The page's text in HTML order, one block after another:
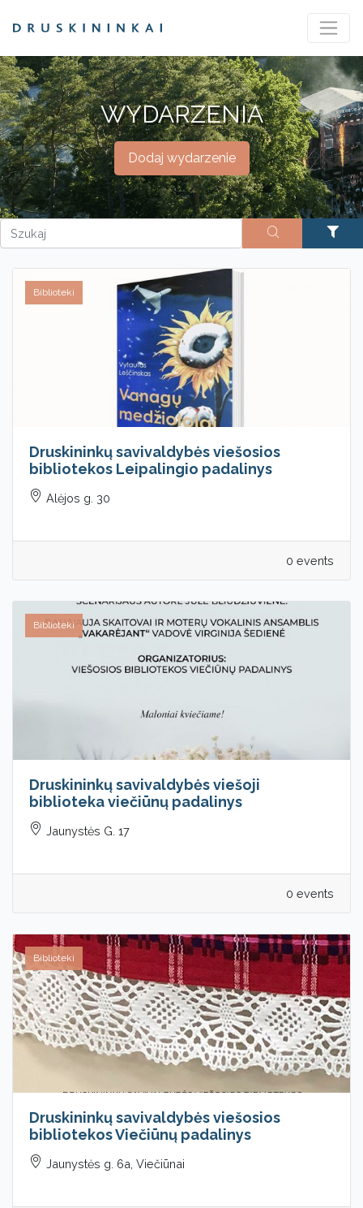
WYDARZENIA
Dodaj wydarzenie
Biblioteki
Druskininkų savivaldybės viešosios
bibliotekos Leipalingio padalinys
Alėjos g. 30
0 events
Biblioteki
Druskininkų savivaldybės viešoji
biblioteka viečiūnų padalinys
Jaunystės G. 17
0 events
Biblioteki
Druskininkų savivaldybės viešosios
bibliotekos Viečiūnų padalinys
Jaunystės g. 6a, Viečiūnai